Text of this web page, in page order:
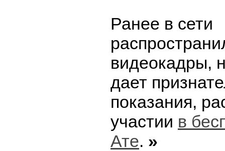
Ранее в сети
видеокадры,
дает
показания,
участии в
Ате. »